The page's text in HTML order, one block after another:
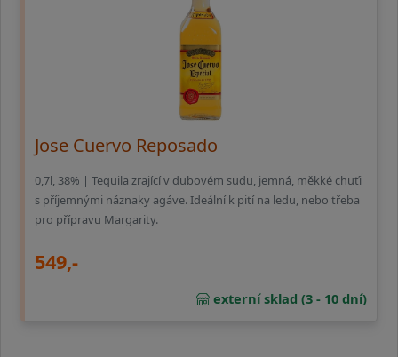
Jose Cuervo Reposado
0,7l, 38% | Tequila zrající v dubovém sudu, jemná, měkké chuťi
s příjemnými náznaky agáve. Ideální k pití na ledu, nebo třeba
pro přípravu Margarity.
549,-
externí sklad (3 - 10 dní)